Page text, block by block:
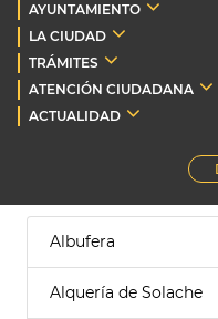
AYUNTAMIENTO
LA CIUDAD
TRÁMITES
ATENCIÓN CIUDADANA
ACTUALIDAD
Albufera
Alquería de Solache